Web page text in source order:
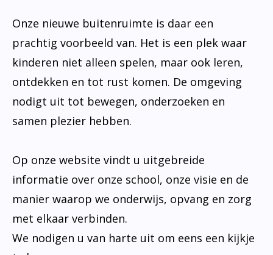
Onze nieuwe buitenruimte is daar een
prachtig voorbeeld van. Het is een plek waar
kinderen niet alleen spelen, maar ook leren,
ontdekken en tot rust komen. De omgeving
nodigt uit tot bewegen, onderzoeken en
samen plezier hebben.
Op onze website vindt u uitgebreide
informatie over onze school, onze visie en de
manier waarop we onderwijs, opvang en zorg
met elkaar verbinden.
We nodigen u van harte uit om eens een kijkje